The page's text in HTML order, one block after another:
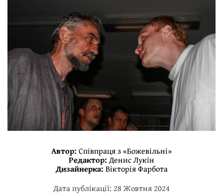
Автор: Співпраця з «Божевільні»
Редактор: Денис Лукін
Дизайнерка: Вікторія Фарбота
Дата публікації: 28 Жовтня 2024